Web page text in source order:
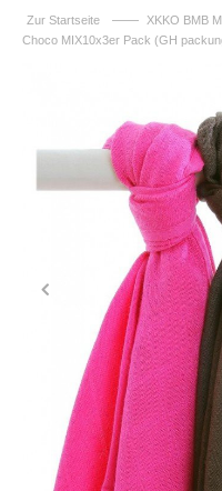
Zur Startseite ——
XKKO BMB
Choco MIX10x3er Pack (GH